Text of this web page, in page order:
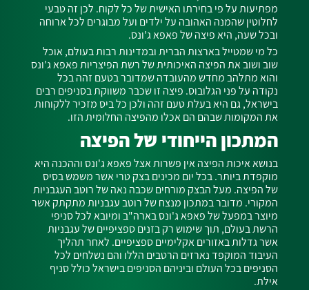
מפתיעות על פי בחירתו האישית של כל לקוח. לכן זה טבעי
לחלוטין שהמנה האהובה על ילדים ועל מבוגרים לכל ארוחה
ובכל שעה, היא פיצה של פאפא ג'ונס.
כל מי שמטייל בארצות הברית ובמדינות רבות בעולם, אוכל
שוב ושוב את הפיצה האיכותית של רשת הפיצריות פאפא ג'ונס
והוא מתלהב מחדש מהעובדה שמדובר בטעם זהה בכל
נקודה על פני הגלובוס. פיצה זו שכבר משווקת בסניפים רבים
בישראל, גם היא בעלת טעם זהה ולכן כל ביס מזכיר ללקוחות
את המקומות שבהם הם אכלו מהפיצה החלומית הזו.
המתכון הייחודי של הפיצה
בנושא איכות הפיצה אין פשרות אצל פאפא ג'ונס וההכנה היא
מוקפדת ביותר. בכל יום מכינים בצק טרי אשר משמש בסיס
של הפיצה. מעל הבצק מורחים שכבה נאה של רוטב העגבניות
המקורי. מדובר במתכון מנצח של רוטב עגבניות מתקתק אשר
מיוצר במפעל של פאפא ג'ונס בארה"ב ומיובא לכל סניפי
הרשת בעולם, תוך שימוש רק בזנים ספציפיים של עגבניות
אשר גדלות באזורים אקלימיים ספציפיים. לאחר תהליך
העיבוד המוקפד נארזים הרטבים הללו והם נשלחים לכל
הסניפים בכל העולם וביניהם הסניפים בישראל כולל סניף
אילת.